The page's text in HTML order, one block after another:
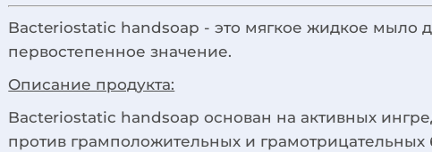
Bacteriostatic handsoap - это мягкое жидкое мыло
первостепенное значение.
Описание продукта:
Bacteriostatic handsoap основан на активных
против грамположительных и